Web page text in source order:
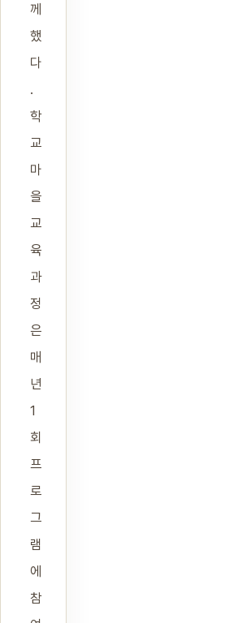
께
했
다
.
학
교
마
을
교
육
과
정
은
매
년
1
회
프
로
그
램
에
참